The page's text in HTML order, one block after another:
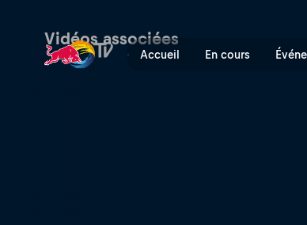
Accueil En cours
Finale BMX Street &
Vidéos associées